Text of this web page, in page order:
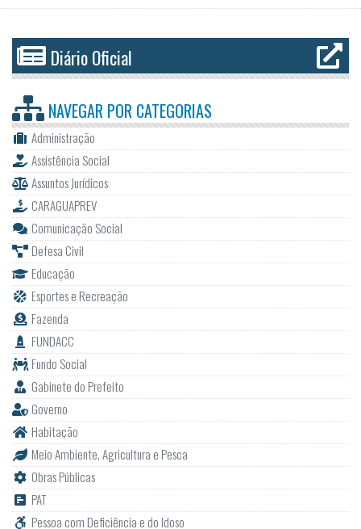
Diário Oficial
NAVEGAR POR CATEGORIAS
Administração
Assistência Social
Assuntos Jurídicos
CARAGUAPREV
Comunicação Social
Defesa Civil
Educação
Esportes e Recreação
Fazenda
FUNDACC
Fundo Social
Gabinete do Prefeito
Governo
Habitação
Meio Ambiente, Agricultura e Pesca
Obras Públicas
PAT
Pessoa com Deficiência e do Idoso